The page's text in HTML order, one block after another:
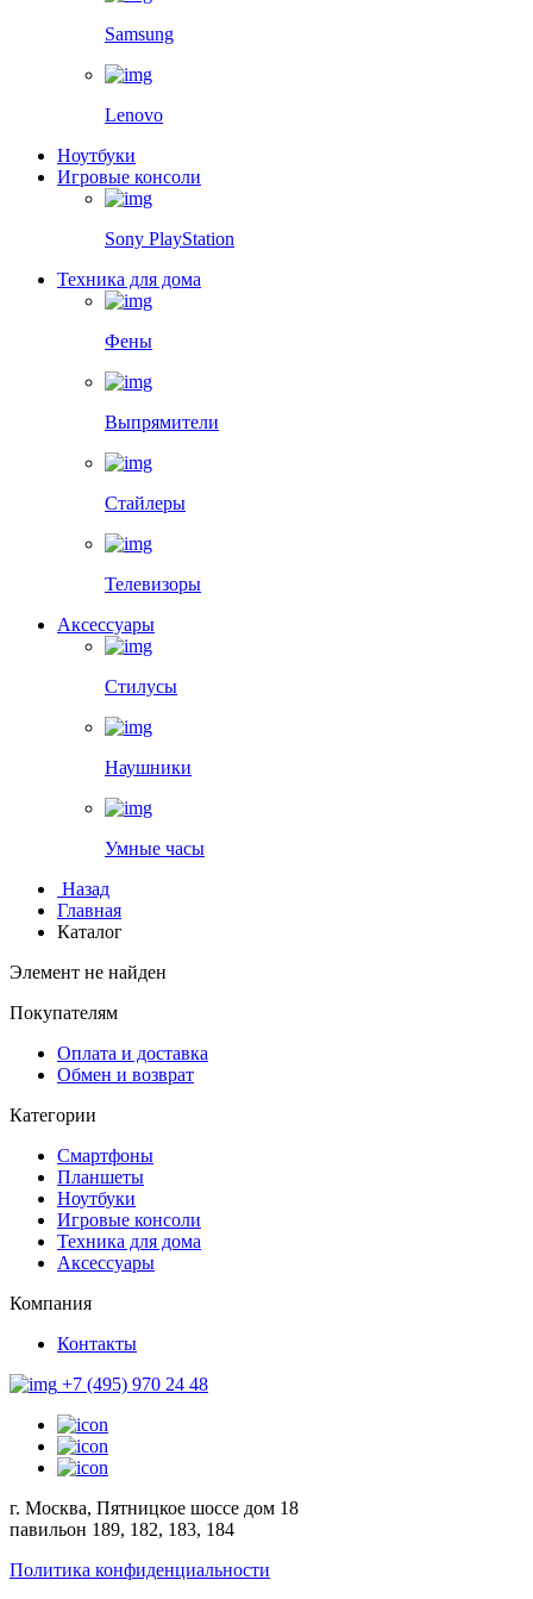
Samsung
Lenovo
Ноутбуки
Игровые консоли
Sony PlayStation
Техника для дома
Фены
Выпрямители
Стайлеры
Телевизоры
Аксессуары
Стилусы
Наушники
Умные часы
Назад
Главная
Каталог
Элемент не найден
Покупателям
Оплата и доставка
Обмен и возврат
Категории
Смартфоны
Планшеты
Ноутбуки
Игровые консоли
Техника для дома
Аксессуары
Компания
Контакты
+7 (495) 970 24 48
г. Москва, Пятницкое шоссе дом 18
павильон 189, 182, 183, 184
Политика конфиденциальности